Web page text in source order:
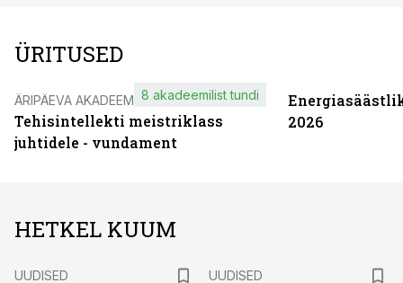
ÜRITUSED
ÄRIPÄEVA AKADEEMIA
Tehisintellekti meistriklass
juhtidele - vundament
8 akadeemilist tundi
2026
HETKEL KUUM
UUDISED UUDISED